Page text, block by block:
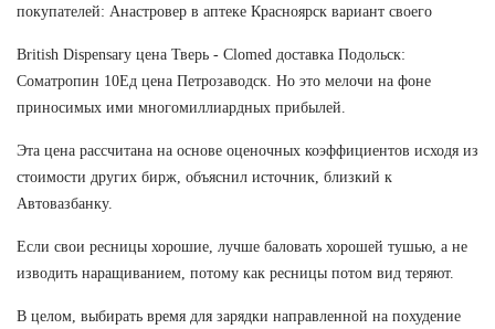
покупателей: Анастровер в аптеке Красноярск вариант своего
British Dispensary цена Тверь - Clomed доставка Подольск:
Cоматропин 10Ед цена Петрозаводск. Но это мелочи на фоне
приносимых ими многомиллиардных прибылей.
Эта цена рассчитана на основе оценочных коэффициентов исходя из
стоимости других бирж, объяснил источник, близкий к
Автовазбанку.
Если свои ресницы хорошие, лучше баловать хорошей тушью, а не
изводить наращиванием, потому как ресницы потом вид теряют.
В целом, выбирать время для зарядки направленной на похудение